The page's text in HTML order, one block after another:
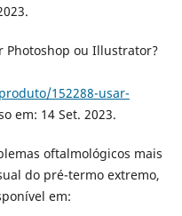
Photoshop ou Illustrator?
152288-usar-
em: 14 Set. 2023.
oftalmológicos mais
do pré-termo extremo,
em: